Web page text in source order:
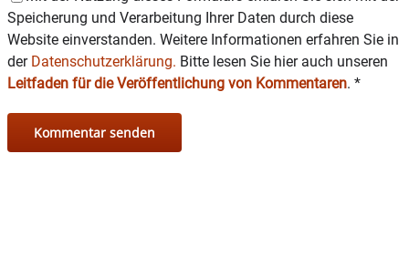
Speicherung und Verarbeitung Ihrer Daten durch diese
Website einverstanden. Weitere Informationen erfahren Sie in
der Datenschutzerklärung. Bitte lesen Sie hier auch unseren
Leitfaden für die Veröffentlichung von Kommentaren. *